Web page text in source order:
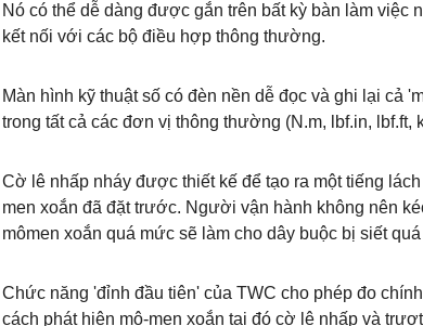
Máy đo lực kéo nén đa năng Mecmesin
Hotline: 0986.817.366 Mr.Việt
Mecmesin HelixaPro Hệ
Hotline:
Nó có thể dễ dàng được gắn trên bất kỳ bàn làm việc
kết nối với các bộ điều hợp thông thường.
Màn hình kỹ thuật số có đèn nền dễ đọc và ghi lại cả
trong tất cả các đơn vị thông thường (N.m, lbf.in, lbf.ft,
Cờ lê nhấp nháy được thiết kế để tạo ra một tiếng
men xoắn đã đặt trước. Người vận hành không nên
mômen xoắn quá mức sẽ làm cho dây buộc bị siết
Chức năng 'đỉnh đầu tiên' của TWC cho phép đo
cách phát hiện mô-men xoắn tại đó cờ lê nhấp và